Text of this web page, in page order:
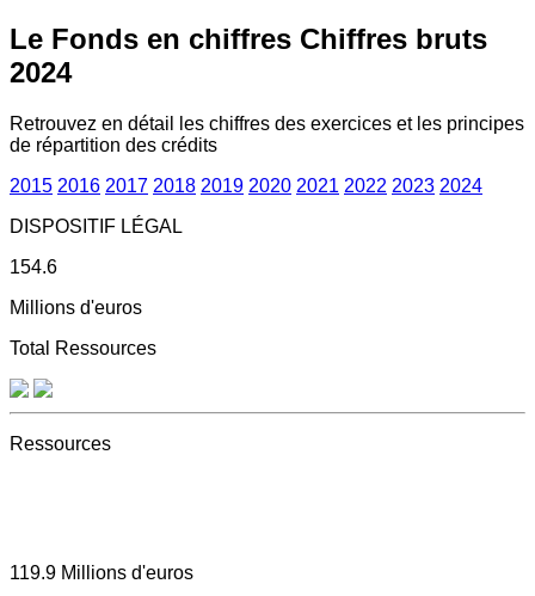
Le Fonds en chiffres Chiffres bruts
2024
Retrouvez en détail les chiffres des exercices et les principes
de répartition des crédits
2015 2016 2017 2018 2019 2020 2021 2022 2023 2024
DISPOSITIF LÉGAL
154.6
Millions d'euros
Total Ressources
Ressources
119.9 Millions d'euros